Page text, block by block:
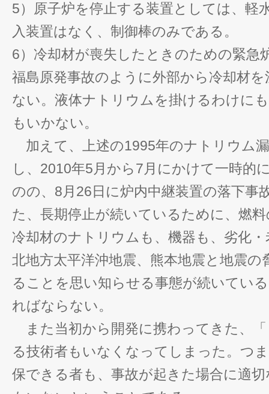
5）原子炉を停止する装置としては、軽
入装置はなく、制御棒のみである。
6）冷却材が喪失したときのための緊急
福島原発事故のように外部から冷却材
ない。液体ナトリウムを掛けるわけに
もいかない。
加えて、上述の1995年のナトリウム
し、2010年5月から7月にかけて一時的
のの、8月26日に炉内中継装置の落下事
た、長期停止が続いているために、燃
冷却材のナトリウムも、機器も、劣化
北地方太平洋沖地震、熊本地震と地震
ることを思い知らせる事態が続いてい
ればならない。
また当初から開発に携わってきた、
る技術者もいなくなってしまった。つ
保できる者も、事故が起きた場合に適